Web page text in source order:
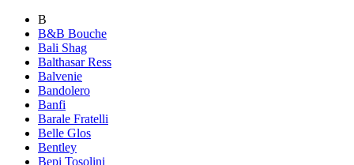
B
B&B Bouche
Bali Shag
Balthasar Ress
Balvenie
Bandolero
Banfi
Barale Fratelli
Belle Glos
Bentley
Bepi Tosolini